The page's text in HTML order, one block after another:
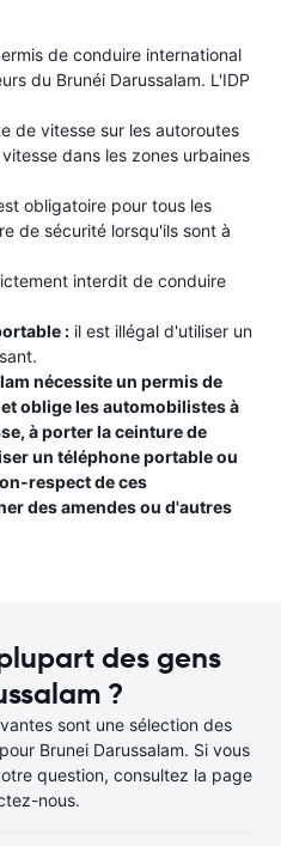
de conduire international
du Brunéi Darussalam. L'IDP
de vitesse sur les autoroutes
dans les zones urbaines
obligatoire pour tous les
de sécurité lorsqu'ils sont à
interdit de conduire
: il est illégal d'utiliser un
nécessite un permis de
oblige les automobilistes à
à porter la ceinture de
un téléphone portable ou
respect de ces
des amendes ou d'autres
des gens
?
sont une sélection des
Brunei Darussalam. Si vous
question, consultez la page
nous.